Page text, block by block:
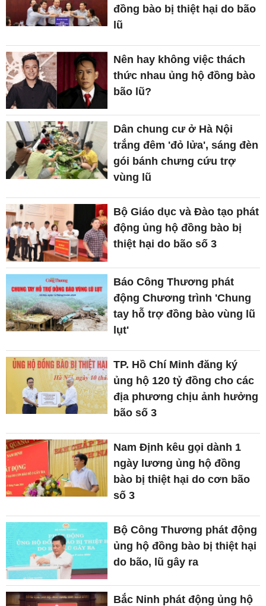
đồng bào bị thiệt hại do bão
lũ
Nên hay không việc thách
thức nhau ủng hộ đồng bào
bão lũ?
Dân chung cư ở Hà Nội
trắng đêm 'đỏ lửa', sáng đèn
gói bánh chưng cứu trợ
vùng lũ
Bộ Giáo dục và Đào tạo phát
động ủng hộ đồng bào bị
thiệt hại do bão số 3
Báo Công Thương phát
động Chương trình 'Chung
tay hỗ trợ đồng bào vùng lũ
lụt'
TP. Hồ Chí Minh đăng ký
ủng hộ 120 tỷ đồng cho các
địa phương chịu ảnh hưởng
bão số 3
Nam Định kêu gọi dành 1
ngày lương ủng hộ đồng
bào bị thiệt hại do cơn bão
số 3
Bộ Công Thương phát động
ủng hộ đồng bào bị thiệt hại
do bão, lũ gây ra
Bắc Ninh phát động ủng hộ